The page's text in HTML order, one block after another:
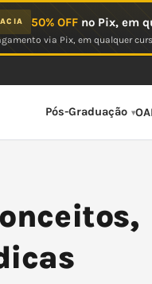
50% OFFno Pix, em
via Pix, em qualquer
Pós-Graduação